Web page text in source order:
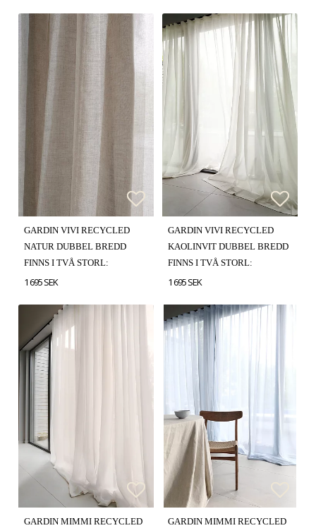
Lägg till i favoritlistan
Lägg till i favoritlistan
GARDIN VIVI RECYCLED
NATUR DUBBEL BREDD
FINNS I TVÅ STORL:
1 695 SEK
GARDIN VIVI RECYCLED
KAOLINVIT DUBBEL BREDD
FINNS I TVÅ STORL:
1 695 SEK
Lägg till i favoritlistan
Lägg till i favoritlistan
GARDIN MIMMI RECYCLED
GARDIN MIMMI RECYCLED